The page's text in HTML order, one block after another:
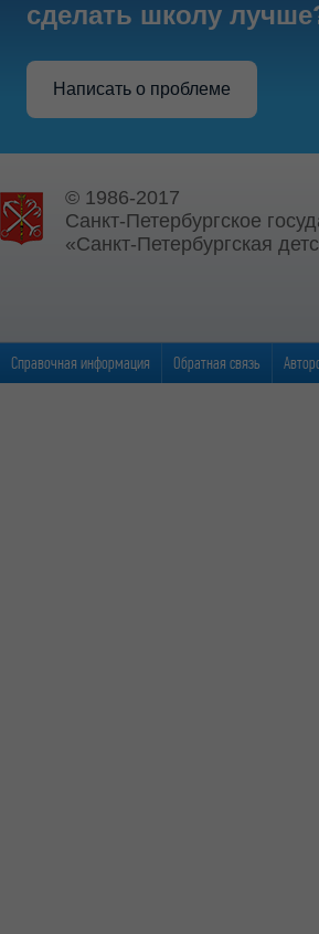
сделать школу
Написать о проблеме
© 1986-2017
Санкт-Петербургское
«Санкт-Петербургская
Справочная информация Обратная связь